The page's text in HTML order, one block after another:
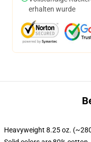
erhalten wurde
Heavyweight 8.25 oz.